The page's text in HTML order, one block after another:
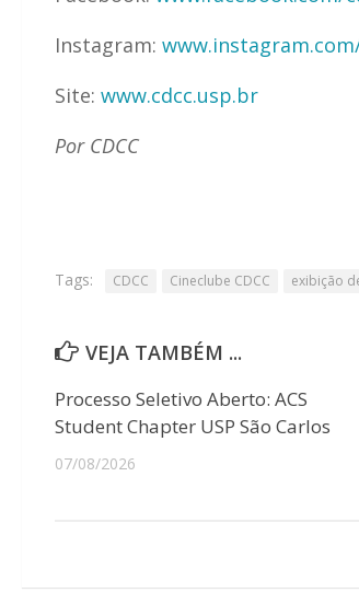
Instagram:
Site: www.cdcc.usp.br
Por CDCC
Tags: CDCC Cineclube CDCC exibição
VEJA TAMBÉM ...
Processo Seletivo Aberto: ACS
Student Chapter USP São Carlos
07/08/2026